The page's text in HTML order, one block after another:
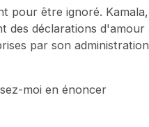
pour être ignoré. Kamala,
des déclarations d'amour
par son administration
moi en énoncer